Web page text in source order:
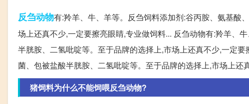
反刍动物有:羚羊、牛、羊等。反刍饲料添加剂:谷丙胺、氨基酸
场上还真不少,一定要擦亮眼睛,专业做饲料... 反刍动物有:羚羊、
半胱胺、二氢吡啶等。至于品牌的选择上,市场上还真不少,一定
菌、包被盐酸半胱胺、二氢吡啶等。至于品牌的选择上,市场上还
猪饲料为什么不能饲喂反刍动物?